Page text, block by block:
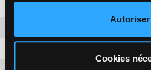
Cookies